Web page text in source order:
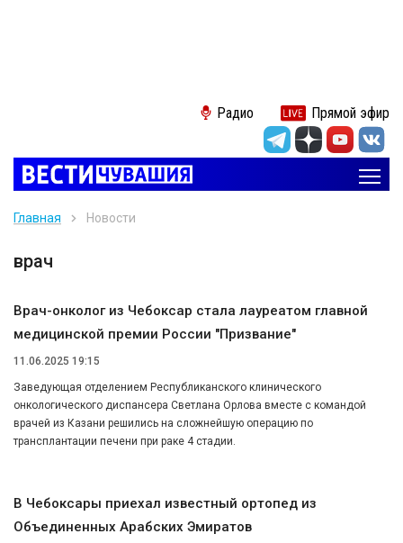
Радио Прямой эфир
Главная Новости
врач
Врач-онколог из Чебоксар стала лауреатом главной
медицинской премии России "Призвание"
11.06.2025 19:15
Заведующая отделением Республиканского клинического
онкологического диспансера Светлана Орлова вместе с командой
врачей из Казани решились на сложнейшую операцию по
трансплантации печени при раке 4 стадии.
В Чебоксары приехал известный ортопед из
Объединенных Арабских Эмиратов